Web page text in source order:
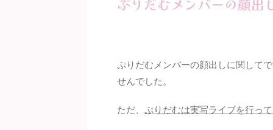
ぷりだむメンバーの顔出しに関して
せんでした。
ただ、 ぷりだむは実写ライブを行っ